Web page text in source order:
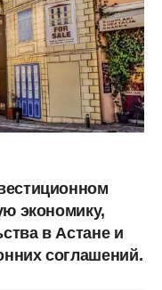
экономику,
в Астане и
соглашений.